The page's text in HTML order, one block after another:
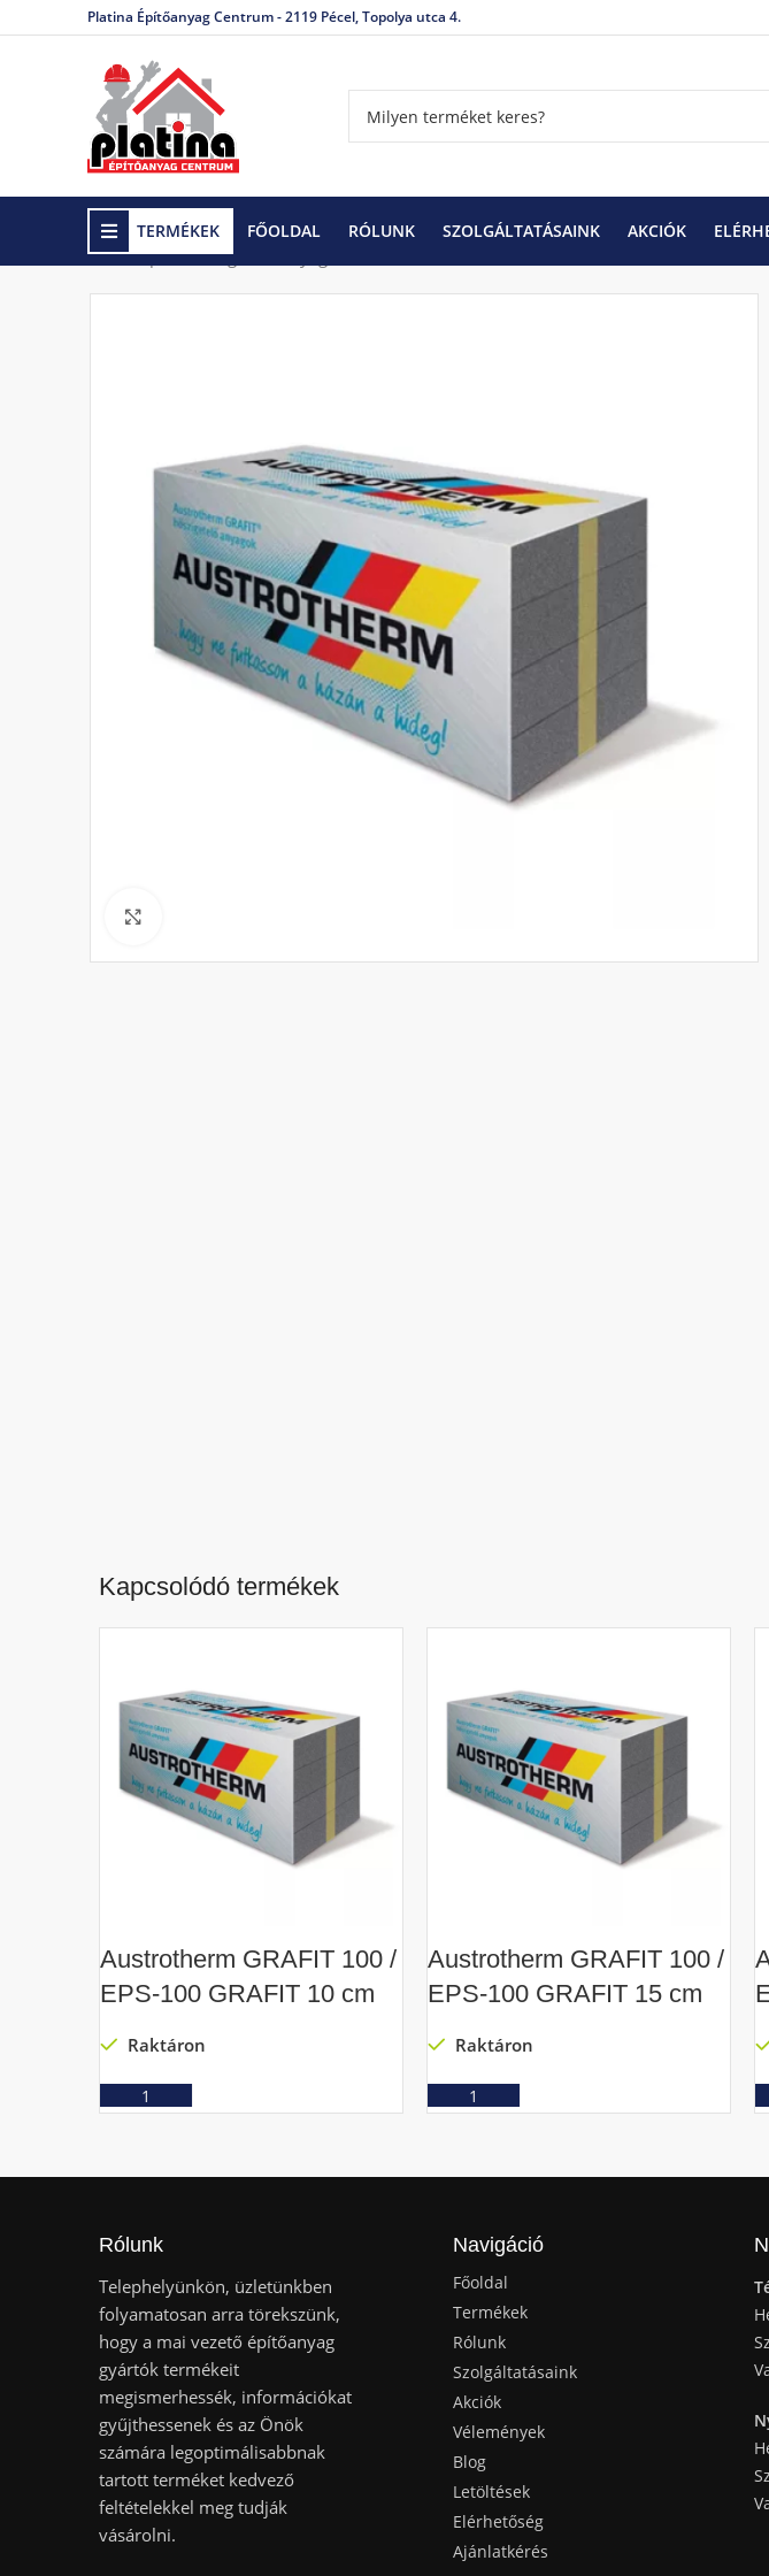
Platina Építőanyag Centrum - 2119 Pécel, Topolya utca 4.
TERMÉKEK FŐOLDAL RÓLUNK SZOLGÁLTATÁSAINK AKCIÓK
Kezdőlap Hőszigetelő anyagok
Kapcsolódó termékek
Austrotherm GRAFIT 100 /
EPS-100 GRAFIT 10 cm
Raktáron
Austrotherm GRAFIT 100 /
EPS-100 GRAFIT 15 cm
Raktáron
Rólunk
Telephelyünkön, üzletünkben
folyamatosan arra törekszünk,
hogy a mai vezető építőanyag
gyártók termékeit
megismerhessék, információkat
gyűjthessenek és az Önök
számára legoptimálisabbnak
tartott terméket kedvező
feltételekkel meg tudják
vásárolni.
Navigáció
Főoldal
Termékek
Rólunk
Szolgáltatásaink
Akciók
Vélemények
Blog
Letöltések
Elérhetőség
Ajánlatkérés